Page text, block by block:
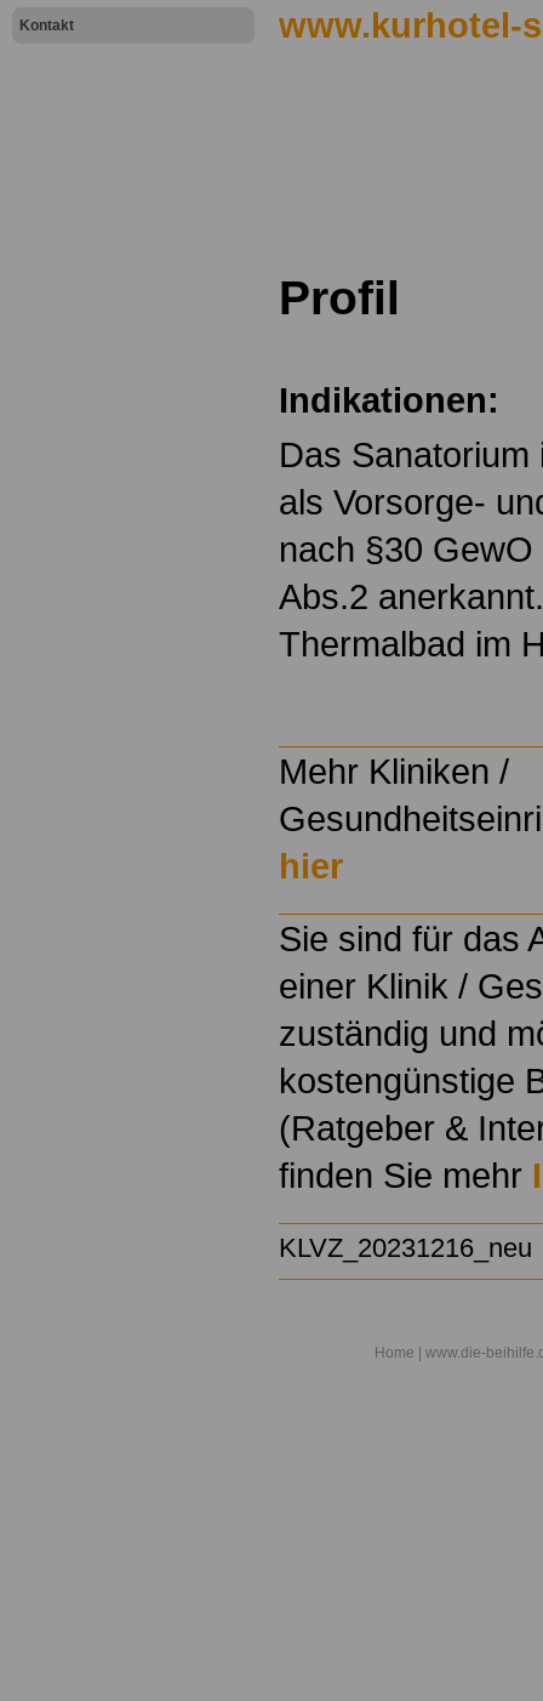
Kontakt
www.kurhotel-
Profil
Indikationen:
Das
als Vorsorge-
nach §30
Abs.2
Thermalbad im
Mehr Kliniken /
hier
Sie sind für das
einer Klinik /
zuständig und
kostengünstige
(Ratgeber &
finden Sie mehr
KLVZ_20231216_neu
Home | www.die-